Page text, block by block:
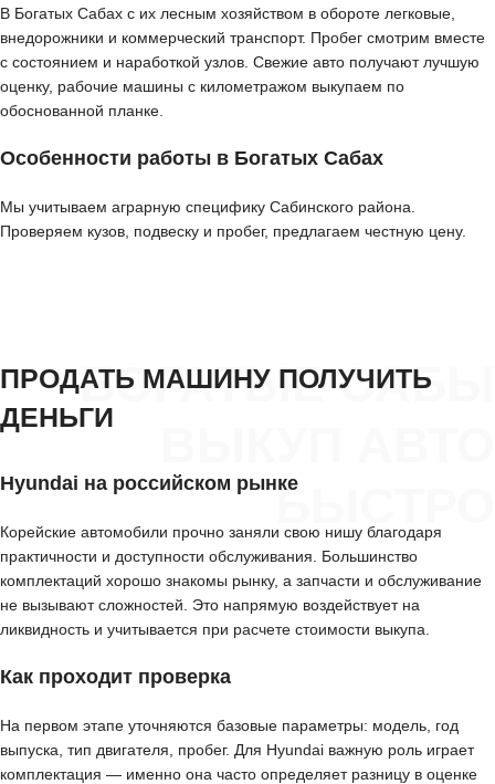
В Богатых Сабах с их лесным хозяйством в обороте легковые,
внедорожники и коммерческий транспорт. Пробег смотрим вместе
с состоянием и наработкой узлов. Свежие авто получают лучшую
оценку, рабочие машины с километражом выкупаем по
обоснованной планке.
Особенности работы в Богатых Сабах
Мы учитываем аграрную специфику Сабинского района.
Проверяем кузов, подвеску и пробег, предлагаем честную цену.
БОГАТЫЕ САБЫ
БЫСТРО
ПРОДАТЬ МАШИНУ ПОЛУЧИТЬ
ДЕНЬГИ
Hyundai на российском рынке
Корейские автомобили прочно заняли свою нишу благодаря
практичности и доступности обслуживания. Большинство
комплектаций хорошо знакомы рынку, а запчасти и обслуживание
не вызывают сложностей. Это напрямую воздействует на
ликвидность и учитывается при расчете стоимости выкупа.
Как проходит проверка
На первом этапе уточняются базовые параметры: модель, год
выпуска, тип двигателя, пробег. Для Hyundai важную роль играет
комплектация — именно она часто определяет разницу в оценке